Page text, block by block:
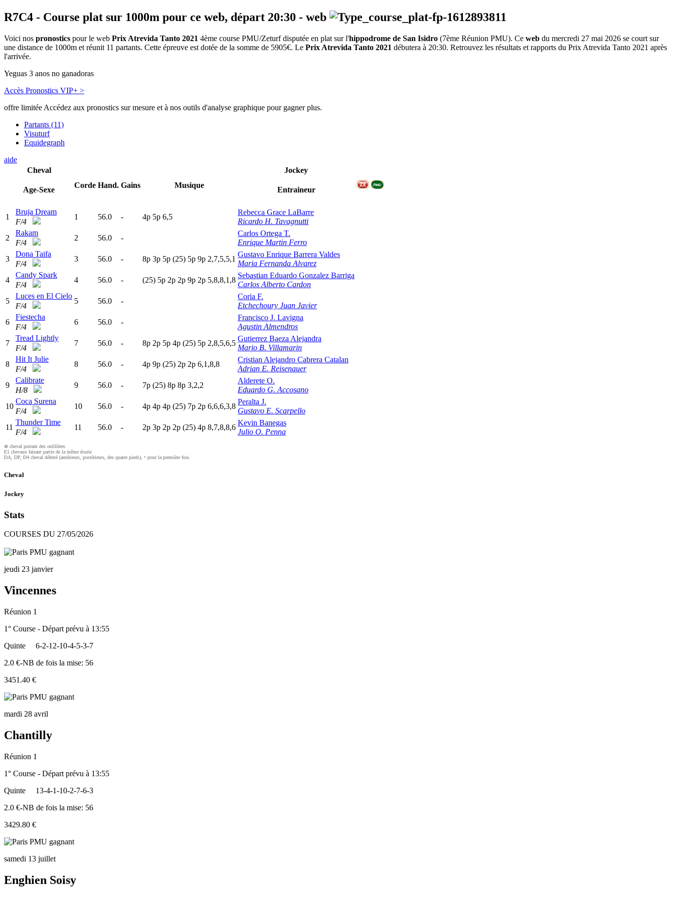
R7C4 - Course plat sur 1000m pour ce web, départ 20:30 - web
Voici nos pronostics pour le web Prix Atrevida Tanto 2021 4ème course PMU/Zeturf disputée en plat sur l'hippodrome de San Isidro (7ème Réunion PMU). Ce web du mercredi 27 mai 2026 se court sur
une distance de 1000m et réunit 11 partants. Cette épreuve est dotée de la somme de 5905€. Le Prix Atrevida Tanto 2021 débutera à 20:30. Retrouvez les résultats et rapports du Prix Atrevida Tanto 2021 après
l'arrivée.
Yeguas 3 anos no ganadoras
Accès Pronostics VIP+ >
offre limitée Accédez aux pronostics sur mesure et à nos outils d'analyse graphique pour gagner plus.
Partants (11)
Visuturf
Equidegraph
aide
Cheval
Age-Sexe
Corde Hand. Gains Musique
Jockey
Entraineur
1
Bruja Dream
F/4
1 56.0 - 4p 5p 6,5
Rebecca Grace LaBarre
Ricardo H. Tavagnutti
2
Rakam
F/4
2 56.0 -
Carlos Ortega T.
Enrique Martin Ferro
3
Dona Taifa
F/4
3 56.0 - 8p 3p 5p (25) 5p 9p 2,7,5,5,1
Gustavo Enrique Barrera Valdes
Maria Fernanda Alvarez
4
Candy Spark
F/4
4 56.0 - (25) 5p 2p 2p 9p 2p 5,8,8,1,8
Sebastian Eduardo Gonzalez Barriga
Carlos Alberto Cardon
5
Luces en El Cielo
F/4
5 56.0 -
Coria F.
Etchechoury Juan Javier
6
Fiestecha
F/4
6 56.0 -
Francisco J. Lavigna
Agustin Almendros
7
Tread Lightly
F/4
7 56.0 - 8p 2p 5p 4p (25) 5p 2,8,5,6,5
Gutierrez Baeza Alejandra
Mario B. Villamarin
8
Hit It Julie
F/4
8 56.0 - 4p 9p (25) 2p 2p 6,1,8,8
Cristian Alejandro Cabrera Catalan
Adrian E. Reisenauer
9
Calibrate
H/8
9 56.0 - 7p (25) 8p 8p 3,2,2
Alderete O.
Eduardo G. Accosano
10
Coca Surena
F/4
10 56.0 - 4p 4p 4p (25) 7p 2p 6,6,6,3,8
Peralta J.
Gustavo E. Scarpello
11
Thunder Time
F/4
11 56.0 - 2p 3p 2p 2p (25) 4p 8,7,8,8,6
Kevin Banegas
Julio O. Penna
⊗ cheval portant des oeilllères
E1 chevaux faisant partie de la même écurie
DA, DP, D4 cheval déferré (antérieurs, postérieurs, des quatre pieds), • pour la première fois.
Cheval
Jockey
Stats
COURSES DU 27/05/2026
jeudi 23 janvier
Vincennes
Réunion 1
1° Course - Départ prévu à 13:55
Quinte
6-2-12-10-4-5-3-7
2.0 €-NB de fois la mise: 56
3451.40 €
mardi 28 avril
Chantilly
Réunion 1
1° Course - Départ prévu à 13:55
Quinte
13-4-1-10-2-7-6-3
2.0 €-NB de fois la mise: 56
3429.80 €
samedi 13 juillet
Enghien Soisy